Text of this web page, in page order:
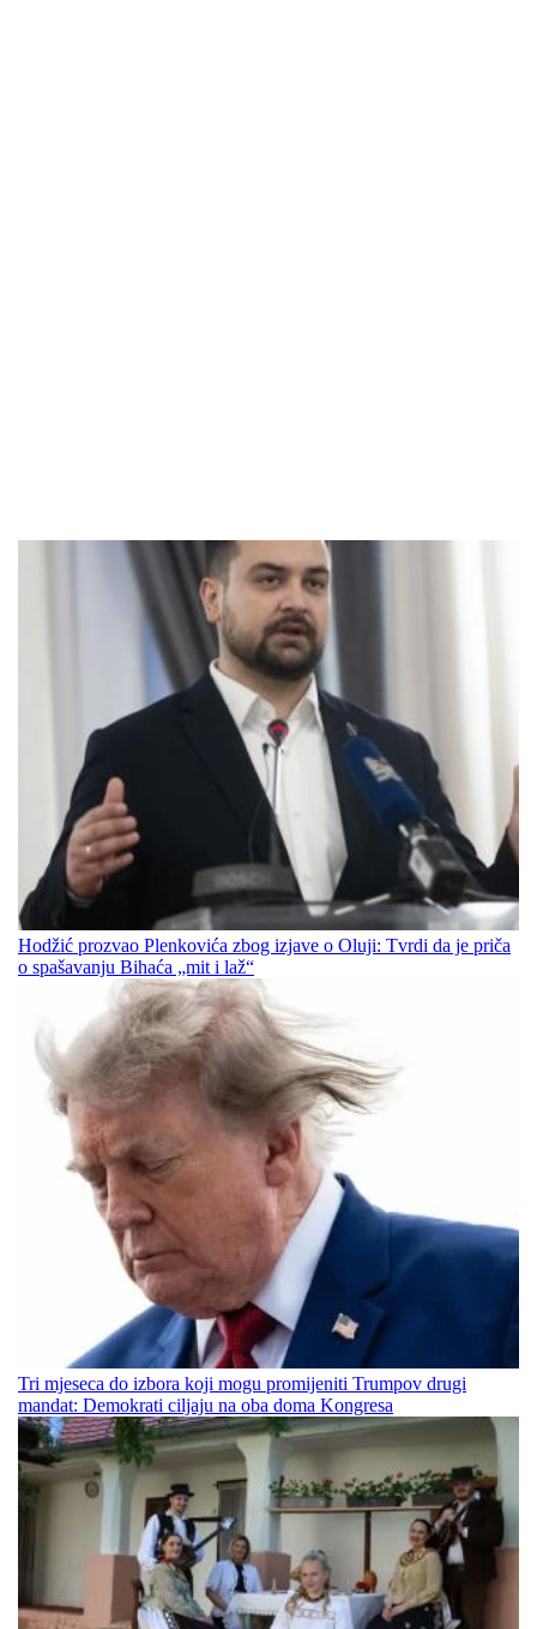
Hodžić prozvao Plenkovića zbog izjave o Oluji: Tvrdi da je priča
o spašavanju Bihaća „mit i laž“
Tri mjeseca do izbora koji mogu promijeniti Trumpov drugi
mandat: Demokrati ciljaju na oba doma Kongresa